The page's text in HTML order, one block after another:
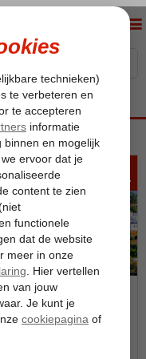
va 338 p.p.
genieten van de
maar ook van de